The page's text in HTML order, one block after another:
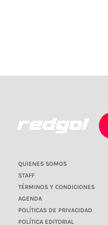
QUIENES SOMOS
STAFF
TÉRMINOS Y CONDICIONES
AGENDA
POLÍTICAS DE PRIVACIDAD
POLÍTICA EDITORIAL